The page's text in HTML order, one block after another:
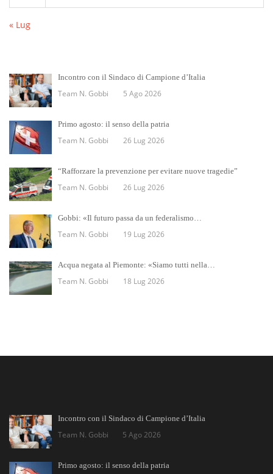
« Lug
Incontro con il Sindaco di Campione d’Italia
Team N. Gobbi 5 Ago 2026
Primo agosto: il senso della patria
Team N. Gobbi 26 Lug 2026
“Rafforzare la prevenzione per evitare nuove tragedie”
Team N. Gobbi 26 Lug 2026
Gobbi: «Il futuro passa da un federalismo…
Team N. Gobbi 19 Lug 2026
Acqua negata al Piemonte: «Siamo tutti nella…
Team N. Gobbi 18 Lug 2026
Incontro con il Sindaco di Campione d’Italia
Team N. Gobbi 5 Ago 2026
Primo agosto: il senso della patria